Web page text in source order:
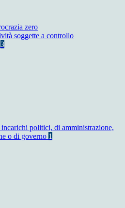
zero
soggette a controllo
3
politici, di amministrazione,
o di governo 1